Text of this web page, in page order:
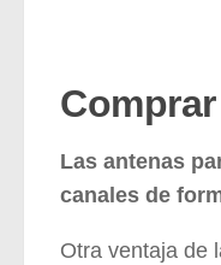
Las antenas
canales de
Otra ventaja de